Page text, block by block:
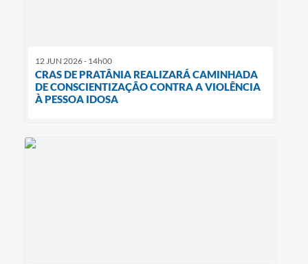
12 JUN 2026 - 14h00
CRAS DE PRATÂNIA REALIZARÁ CAMINHADA
DE CONSCIENTIZAÇÃO CONTRA A VIOLÊNCIA
À PESSOA IDOSA